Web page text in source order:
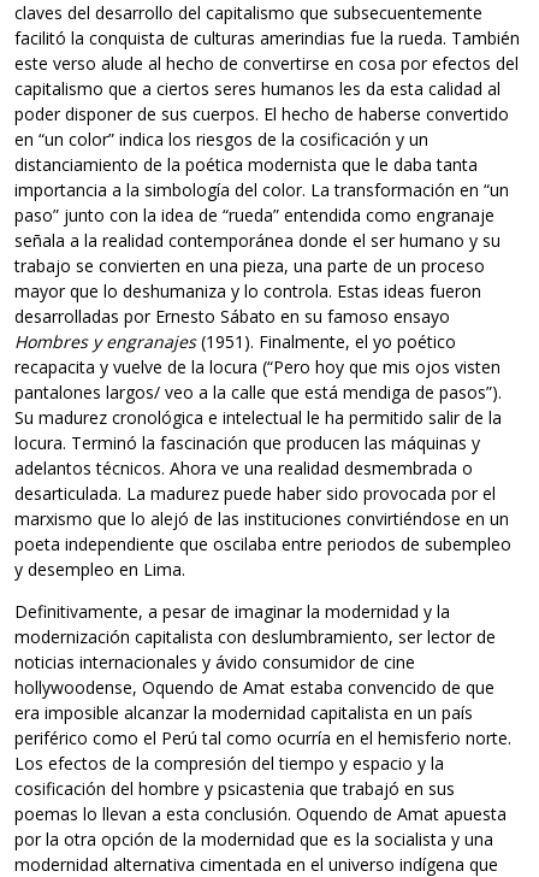
claves del desarrollo del capitalismo que subsecuentemente
facilitó la conquista de culturas amerindias fue la rueda. También
este verso alude al hecho de convertirse en cosa por efectos del
capitalismo que a ciertos seres humanos les da esta calidad al
poder disponer de sus cuerpos. El hecho de haberse convertido
en “un color” indica los riesgos de la cosificación y un
distanciamiento de la poética modernista que le daba tanta
importancia a la simbología del color. La transformación en “un
paso” junto con la idea de “rueda” entendida como engranaje
señala a la realidad contemporánea donde el ser humano y su
trabajo se convierten en una pieza, una parte de un proceso
mayor que lo deshumaniza y lo controla. Estas ideas fueron
desarrolladas por Ernesto Sábato en su famoso ensayo
Hombres y engranajes(1951). Finalmente, el yo poético
recapacita y vuelve de la locura (“Pero hoy que mis ojos visten
pantalones largos/ veo a la calle que está mendiga de pasos”).
Su madurez cronológica e intelectual le ha permitido salir de la
locura. Terminó la fascinación que producen las máquinas y
adelantos técnicos. Ahora ve una realidad desmembrada o
desarticulada. La madurez puede haber sido provocada por el
marxismo que lo alejó de las instituciones convirtiéndose en un
poeta independiente que oscilaba entre periodos de subempleo
y desempleo en Lima.
Definitivamente, a pesar de imaginar la modernidad y la
modernización capitalista con deslumbramiento, ser lector de
noticias internacionales y ávido consumidor de cine
hollywoodense, Oquendo de Amat estaba convencido de que
era imposible alcanzar la modernidad capitalista en un país
periférico como el Perú tal como ocurría en el hemisferio norte.
Los efectos de la compresión del tiempo y espacio y la
cosificación del hombre y psicastenia que trabajó en sus
poemas lo llevan a esta conclusión. Oquendo de Amat apuesta
por la otra opción de la modernidad que es la socialista y una
modernidad alternativa cimentada en el universo indígena que